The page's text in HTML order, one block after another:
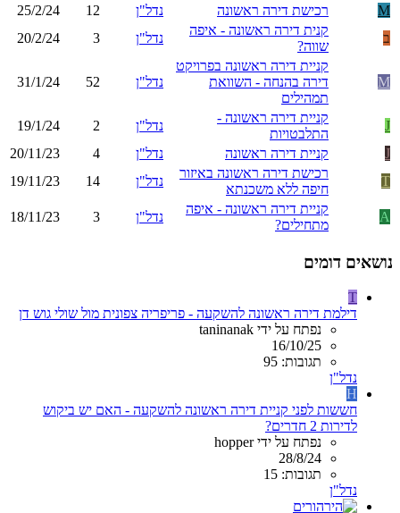
M
רכישת דירה ראשונה נדל"ן 12
25/2/24
ב
קנית דירה ראשונה - איפה
שווה?
נדל"ן 3
20/2/24
M
קניית דירה ראשונה בפרויקט
דירה בהנחה - השוואת
תמהילים
נדל"ן 52
31/1/24
J
קניית דירה ראשונה -
התלבטויות
נדל"ן 2
19/1/24
J
קניית דירה ראשונה נדל"ן 4
20/11/23
T
רכישת דירה ראשונה באיזור
חיפה ללא משכנתא
נדל"ן 14
19/11/23
A
קניית דירה ראשונה - איפה
מתחילים?
נדל"ן 3
18/11/23
נושאים דומים
T
דילמת דירה ראשונה להשקעה - פריפריה צפונית מול שולי גוש דן
נפתח על ידי taninanak
16/10/25
תגובות: 95
נדל"ן
H
חששות לפני קניית דירה ראשונה להשקעה - האם יש ביקוש
לדירות 2 חדרים?
נפתח על ידי hopper
28/8/24
תגובות: 15
נדל"ן